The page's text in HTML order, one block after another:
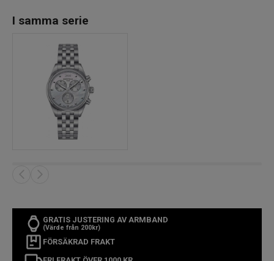
I samma serie
GRATIS JUSTERING AV ARMBAND
(Värde från 200kr)
FÖRSÄKRAD FRAKT